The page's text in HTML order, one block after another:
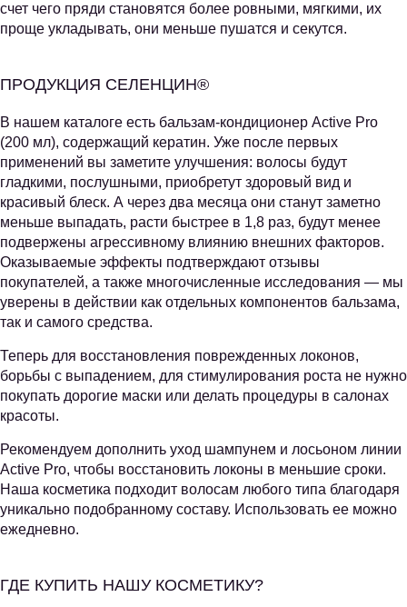
счет чего пряди становятся более ровными, мягкими, их
проще укладывать, они меньше пушатся и секутся.
ПРОДУКЦИЯ СЕЛЕНЦИН®
В нашем каталоге есть бальзам-кондиционер Active Pro
(200 мл), содержащий кератин. Уже после первых
применений вы заметите улучшения: волосы будут
гладкими, послушными, приобретут здоровый вид и
красивый блеск. А через два месяца они станут заметно
меньше выпадать, расти быстрее в 1,8 раз, будут менее
подвержены агрессивному влиянию внешних факторов.
Оказываемые эффекты подтверждают отзывы
покупателей, а также многочисленные исследования — мы
уверены в действии как отдельных компонентов бальзама,
так и самого средства.
Теперь для восстановления поврежденных локонов,
борьбы с выпадением, для стимулирования роста не нужно
покупать дорогие маски или делать процедуры в салонах
красоты.
Рекомендуем дополнить уход шампунем и лосьоном линии
Active Pro, чтобы восстановить локоны в меньшие сроки.
Наша косметика подходит волосам любого типа благодаря
уникально подобранному составу. Использовать ее можно
ежедневно.
ГДЕ КУПИТЬ НАШУ КОСМЕТИКУ?